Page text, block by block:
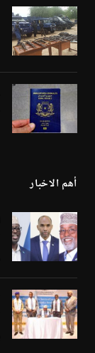
أهم الاخبار